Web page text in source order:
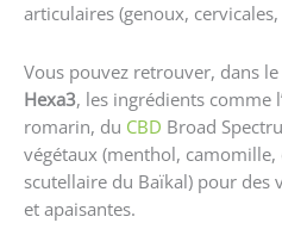
articulaires (genoux,
Vous pouvez retrouver, dans
Hexa3, les ingrédients comme
romarin, du CBD Broad
végétaux (menthol, camomille,
scutellaire du Baïkal) pour
et apaisantes.